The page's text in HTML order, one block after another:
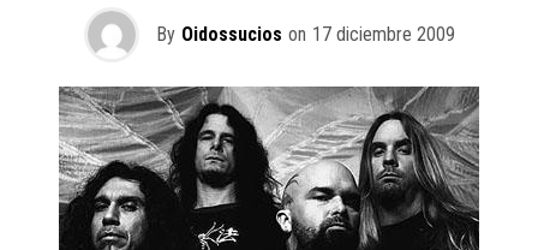
By Oidossucios on 17 diciembre 2009